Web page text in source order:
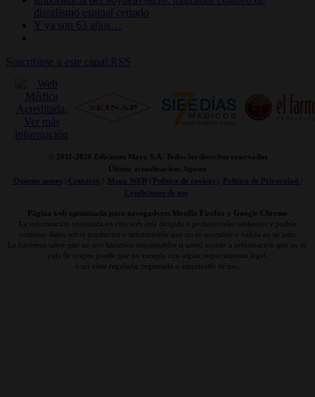
disrafismo espinal cerrado
Y ya son 63 años…
Suscribirse a este canal RSS
© 2011- 2026 Ediciones Mayo S.A. Todos los derechos reservados
Última actualización: Agosto
Quienes somos| Contacto Mapa WEB| Politica de cookies|
Politica de Privacidad /
Condiciones de uso
Página web optimizada para navegadores Mozilla Firefox y Google Chrome
La información contenida en esta web está dirigida a profesionales sanitarios y podría
contener datos sobre productos o información que no es accesible o válida en su país.
Le hacemos saber que no nos hacemos responsables si usted accede a información que en su
país de origen puede que no cumpla con algún requerimiento legal,
o no estar regulada, registrada o autorizado su uso.